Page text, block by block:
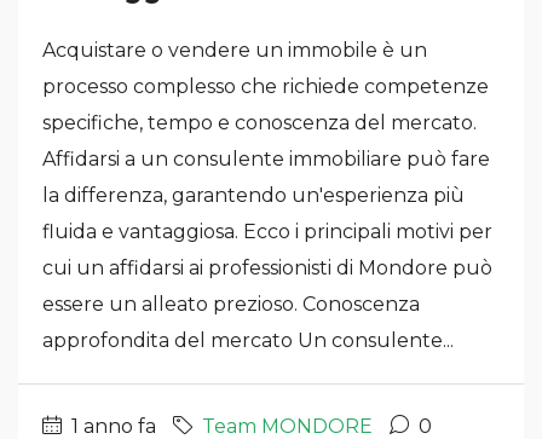
Acquistare o vendere un immobile è un
processo complesso che richiede competenze
specifiche, tempo e conoscenza del mercato.
Affidarsi a un consulente immobiliare può fare
la differenza, garantendo un'esperienza più
fluida e vantaggiosa. Ecco i principali motivi per
cui un affidarsi ai professionisti di Mondore può
essere un alleato prezioso. Conoscenza
approfondita del mercato Un consulente...
1 anno fa Team MONDORE 0